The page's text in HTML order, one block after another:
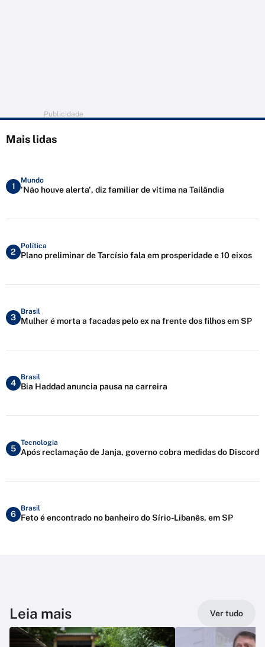
Publicidade
Mais lidas
1
Mundo
'Não houve alerta', diz familiar de vítima na Tailândia
2
Política
Plano preliminar de Tarcísio fala em prosperidade e 10 eixos
3
Brasil
Mulher é morta a facadas pelo ex na frente dos filhos em SP
4
Brasil
Bia Haddad anuncia pausa na carreira
5
Tecnologia
Após reclamação de Janja, governo cobra medidas do Discord
6
Brasil
Feto é encontrado no banheiro do Sírio-Libanês, em SP
Leia mais Ver tudo